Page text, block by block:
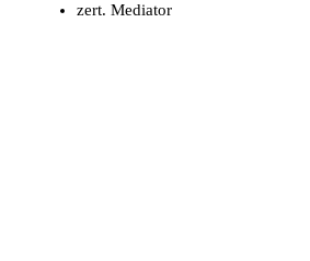
zert. Mediator